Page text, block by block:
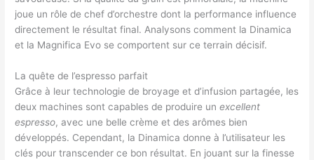
joue un rôle de chef d’orchestre dont la performance influence
directement le résultat final. Analysons comment la Dinamica
et la Magnifica Evo se comportent sur ce terrain décisif.
La quête de l’espresso parfait
Grâce à leur technologie de broyage et d’infusion partagée, les
deux machines sont capables de produire unexcellent
espresso, avec une belle crème et des arômes bien
développés. Cependant, la Dinamica donne à l’utilisateur les
clés pour transcender ce bon résultat. En jouant sur la finesse